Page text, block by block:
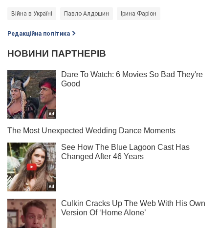
Війна в Україні Павло Алдошин Ірина Фаріон
Редакційна політика